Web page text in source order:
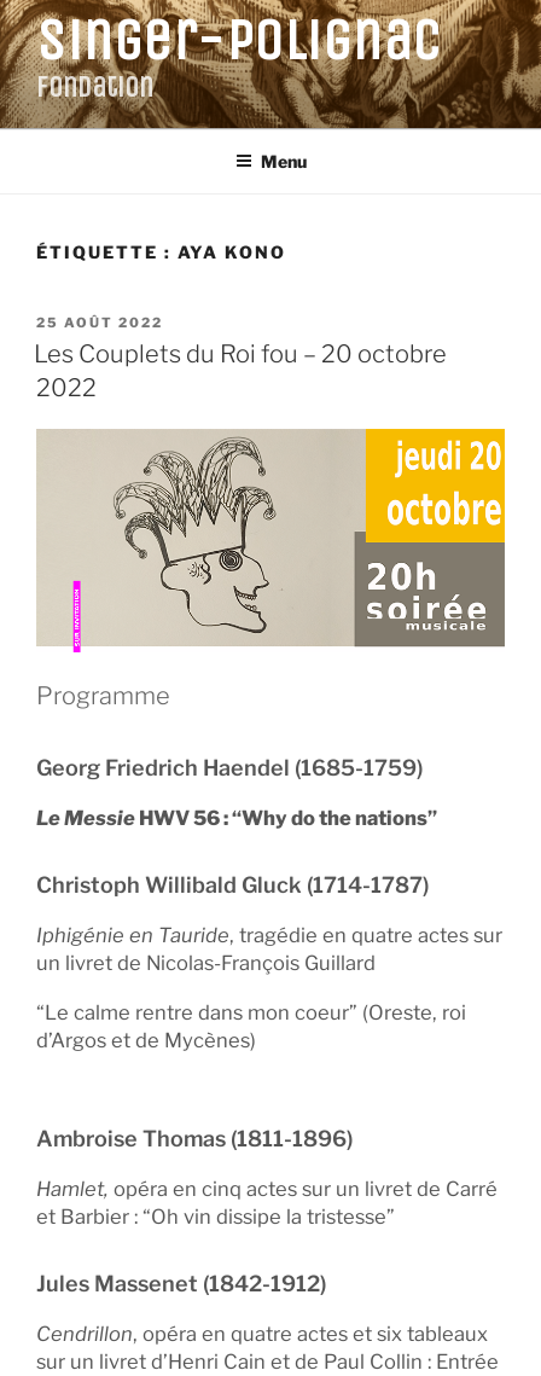
Aller
au
contenu
principal
Singer-Polignac
Fondation
Menu
ÉTIQUETTE : AYA KONO
PUBLIÉ
LE
25 AOÛT 2022
Les Couplets du Roi fou – 20 octobre
2022
Programme
Georg Friedrich Haendel (1685-1759)
Le Messie HWV 56 : “Why do the nations”
Christoph Willibald Gluck (1714-1787)
Iphigénie en Tauride, tragédie en quatre actes sur
un livret de Nicolas-François Guillard
“Le calme rentre dans mon coeur” (Oreste, roi
d’Argos et de Mycènes)
Ambroise Thomas (1811-1896)
Hamlet, opéra en cinq actes sur un livret de Carré
et Barbier : “Oh vin dissipe la tristesse”
Jules Massenet (1842-1912)
Cendrillon, opéra en quatre actes et six tableaux
sur un livret d’Henri Cain et de Paul Collin : Entrée